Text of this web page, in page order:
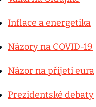
Inflace a energetika
Názory na COVID-19
Názor na přijetí eura
Prezidentské debaty